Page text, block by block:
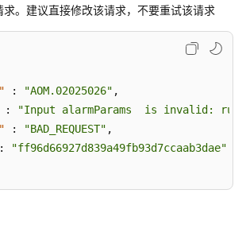
。建议直接修改该请求，不要重试该请求
: "AOM.02025026" ,
:
"Input alarmParams  is invalid:
: "BAD_REQUEST" ,
:
"ff96d66927d839a49fb93d7ccaab3dae"